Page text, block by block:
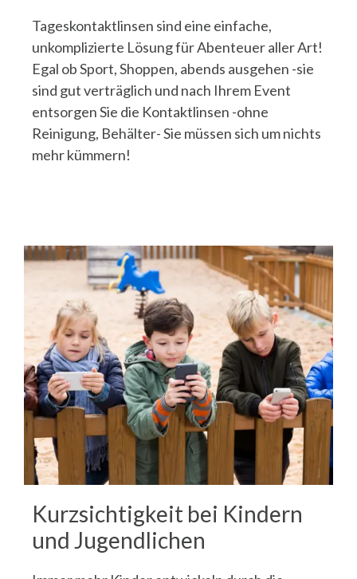
Tageskontaktlinsen sind eine einfache,
unkomplizierte Lösung für Abenteuer aller Art!
Egal ob Sport, Shoppen, abends ausgehen -sie
sind gut verträglich und nach Ihrem Event
entsorgen Sie die Kontaktlinsen -ohne
Reinigung, Behälter- Sie müssen sich um nichts
mehr kümmern!
Kurzsichtigkeit bei Kindern
und Jugendlichen